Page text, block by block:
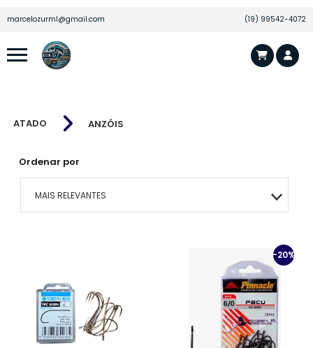
marcelozurml@gmail.com (19) 99542-4072
ATADO ANZÓIS
Ordenar por
MAIS RELEVANTES
MAIOR PREÇO
A - Z
-20%